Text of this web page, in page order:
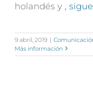
holandés y ,
9 abril, 2019 |
Más información